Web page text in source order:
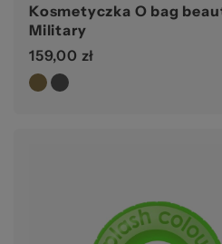
Kosmetyczka O bag
Military
159,00 zł